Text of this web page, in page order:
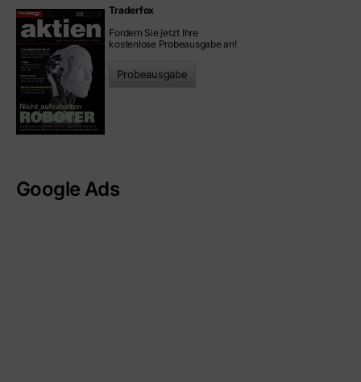
Traderfox
Fordern Sie jetzt Ihre
kostenlose Probeausgabe an!
Probeausgabe
Google Ads